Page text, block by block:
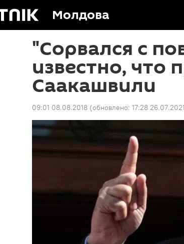
Молдова
"Сорвался с
известно, что
Саакашвили
09:01 08.08.2018 (обновлено: 17:28 26.07.2021